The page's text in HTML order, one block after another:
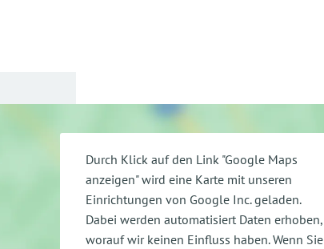
Durch Klick auf den Link "Google Maps
anzeigen" wird eine Karte mit unseren
Einrichtungen von Google Inc. geladen.
Dabei werden automatisiert Daten erhoben,
worauf wir keinen Einfluss haben. Wenn Sie